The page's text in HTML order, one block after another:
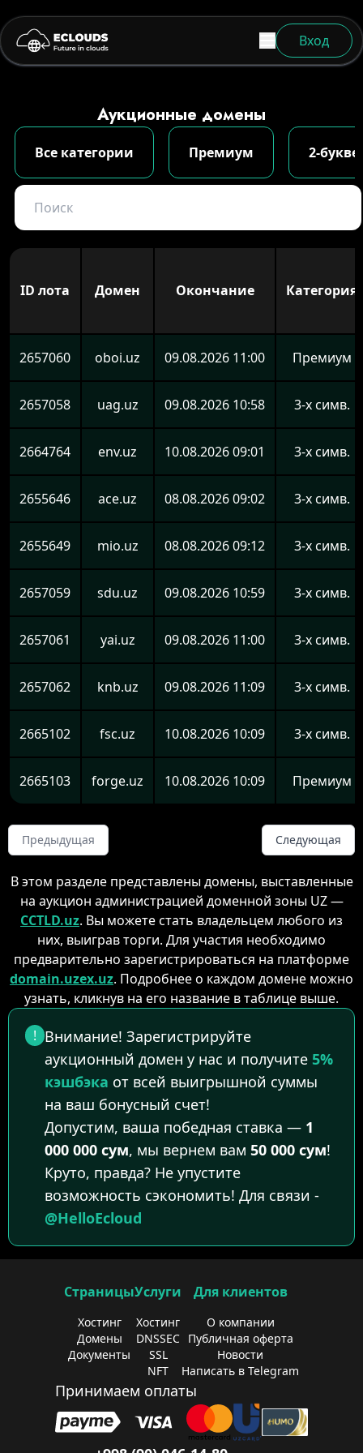
Вход
Аукционные домены
Все категории Премиум 2-
ID лота Домен Окончание Категория
2657060 oboi.uz 09.08.2026 11:00 Премиум
2657058 uag.uz 09.08.2026 10:58 3-х симв.
2664764 env.uz 10.08.2026 09:01 3-х симв.
2655646 ace.uz 08.08.2026 09:02 3-х симв.
2655649 mio.uz 08.08.2026 09:12 3-х симв.
2657059 sdu.uz 09.08.2026 10:59 3-х симв.
2657061 yai.uz 09.08.2026 11:00 3-х симв.
2657062 knb.uz 09.08.2026 11:09 3-х симв.
2665102 fsc.uz 10.08.2026 10:09 3-х симв.
2665103 forge.uz 10.08.2026 10:09 Премиум
Предыдущая Следующая
В этом разделе представлены домены, выставленные
на аукцион администрацией доменной зоны UZ —
CCTLD.uz. Вы можете стать владельцем любого из
них, выиграв торги. Для участия необходимо
предварительно зарегистрироваться на платформе
domain.uzex.uz. Подробнее о каждом домене можно
узнать, кликнув на его название в таблице выше.
! Внимание! Зарегистрируйте
аукционный домен у нас и получите 5%
кэшбэка от всей выигрышной суммы
на ваш бонусный счет!
Допустим, ваша победная ставка — 1
000 000 сум, мы вернем вам 50 000 сум!
Круто, правда? Не упустите
возможность сэкономить! Для связи -
@HelloEcloud
Страницы
Хостинг
Домены
Документы
Услуги
Хостинг
DNSSEC
SSL
NFT
Для клиентов
О компании
Публичная оферта
Новости
Написать в Telegram
Принимаем оплаты